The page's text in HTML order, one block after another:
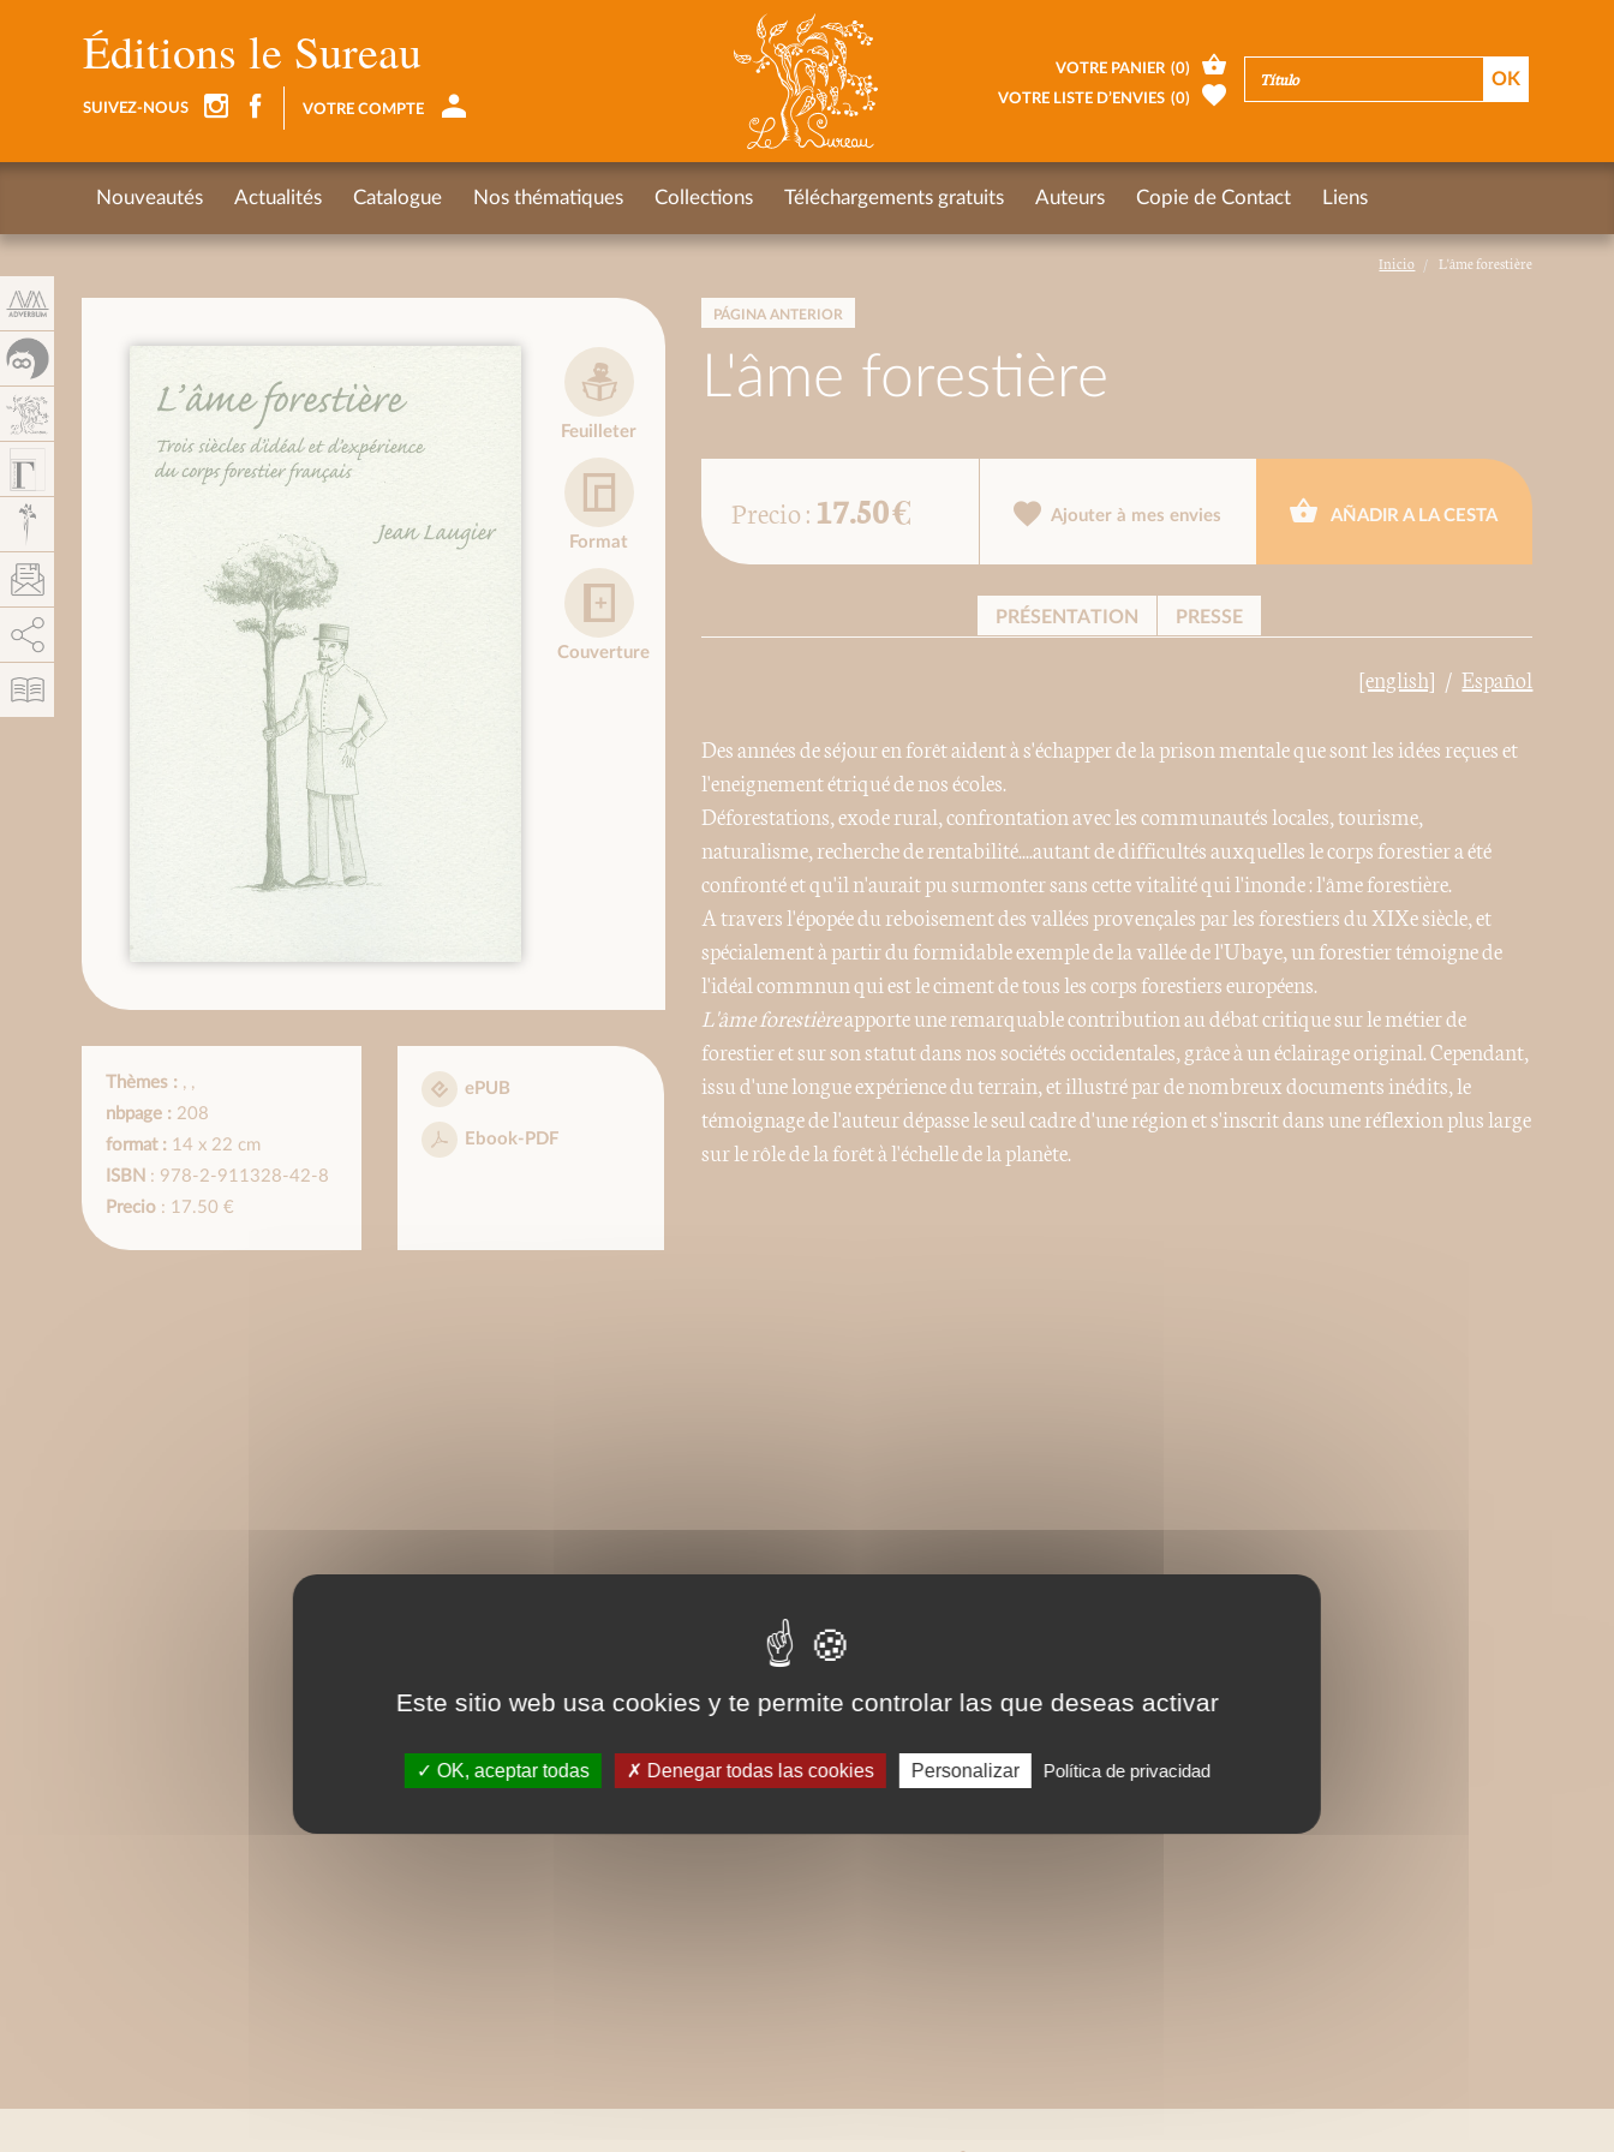
Inicio L'âme forestière
PÁGINA ANTERIOR
L'âme forestière
Feuilleter
Format
Couverture
Thèmes : , ,
nbpage :208
format :14 x 22 cm
ISBN : 978-2-911328-42-8
Precio: 17.50 €
ePUB
Ebook-PDF
Precio : 17.50 € Ajouter à mes envies AÑADIR A LA CESTA
PRÉSENTATION PRESSE
[english] Español
Des années de séjour en forêt aident à s'échapper de la prison mentale que sont les idées reçues et
l'eneignement étriqué de nos écoles.
Déforestations, exode rural, confrontation avec les communautés locales, tourisme,
naturalisme, recherche de rentabilité....autant de difficultés auxquelles le corps forestier a été
confronté et qu'il n'aurait pu surmonter sans cette vitalité qui l'inonde : l'âme forestière.
A travers l'épopée du reboisement des vallées provençales par les forestiers du XIXe siècle, et
spécialement à partir du formidable exemple de la vallée de l'Ubaye, un forestier témoigne de
l'idéal commnun qui est le ciment de tous les corps forestiers européens.
L'âme forestièreapporte une remarquable contribution au débat critique sur le métier de
forestier et sur son statut dans nos sociétés occidentales, grâce à un éclairage original. Cependant,
issu d'une longue expérience du terrain, et illustré par de nombreux documents inédits, le
témoignage de l'auteur dépasse le seul cadre d'une région et s'inscrit dans une réflexion plus large
sur le rôle de la forêt à l'échelle de la planète.
Éditions le Sureau
SUIVEZ-NOUS VOTRE COMPTE
VOTRE PANIER (0)
VOTRE LISTE D’ENVIES (0)
Nouveautés Actualités Catalogue Nos thématiques Collections Téléchargements gratuits Auteurs Copie de Contact Liens
Permitir
Este sitio web usa cookies y te permite controlar las que deseas activar
OK, aceptar todas Denegar todas las cookies Personalizar Política de privacidad